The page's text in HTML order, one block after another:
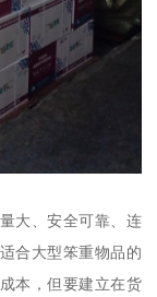
大、安全可靠、连
合大型笨重物品的
本，但要建立在货